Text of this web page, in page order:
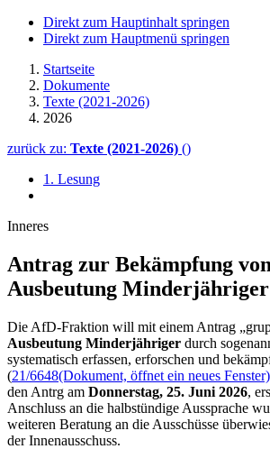
Direkt zum Hauptinhalt springen
Direkt zum Hauptmenü springen
Startseite
Dokumente
Texte (2021-2026)
2026
zurück zu: Texte (2021-2026) ()
1. Lesung
Inneres
Antrag zur Bekämpfung
Ausbeutung
Die AfD-Fraktion will mit einem Antrag
Ausbeutung Minderjähriger durch
systematisch erfassen, erforschen und
(21/6648(Dokument, öffnet ein neues Fenster)
den Antrg am Donnerstag, 25. Juni 2026,
Anschluss an die halbstündige Aussprache
weiteren Beratung an die Ausschüsse
der Innenausschuss.